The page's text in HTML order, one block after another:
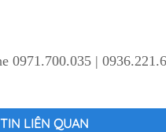
|
TIN LIÊN QUAN